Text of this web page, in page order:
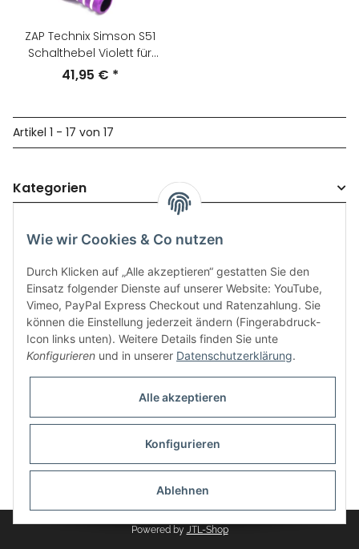
ZAP Technix Simson S51
Schalthebel Violett für
M500-700
41,95 € *
Artikel 1 - 17 von 17
Kategorien
Informationen
* Alle Preise inkl. gesetzlicher USt., zzgl.Versand
Powered by JTL-Shop
Wie wir Cookies & Co nutzen
Durch Klicken auf „Alle akzeptieren“ gestatten Sie den
Einsatz folgender Dienste auf unserer Website: YouTube,
Vimeo, PayPal Express Checkout und Ratenzahlung. Sie
können die Einstellung jederzeit ändern (Fingerabdruck-
Icon links unten). Weitere Details finden Sie unte
Konfigurieren und in unserer Datenschutzerklärung.
Alle akzeptieren
Konfigurieren
Ablehnen